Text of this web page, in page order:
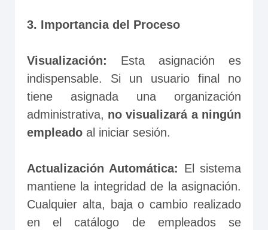
3. Importancia del Proceso
Visualización: Esta asignación es
indispensable. Si un usuario final no
tiene asignada una organización
administrativa, no visualizará a ningún
empleado al iniciar sesión.
Actualización Automática: El sistema
mantiene la integridad de la asignación.
Cualquier alta, baja o cambio realizado
en el catálogo de empleados se